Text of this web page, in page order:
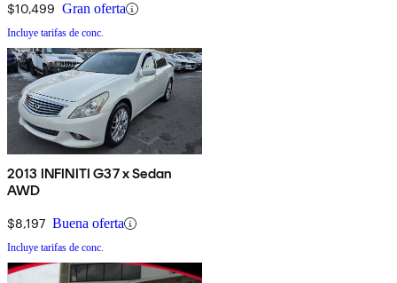
$10,499 Gran oferta
Incluye tarifas de conc.
2013 INFINITI G37 x Sedan
AWD
$8,197 Buena oferta
Incluye tarifas de conc.